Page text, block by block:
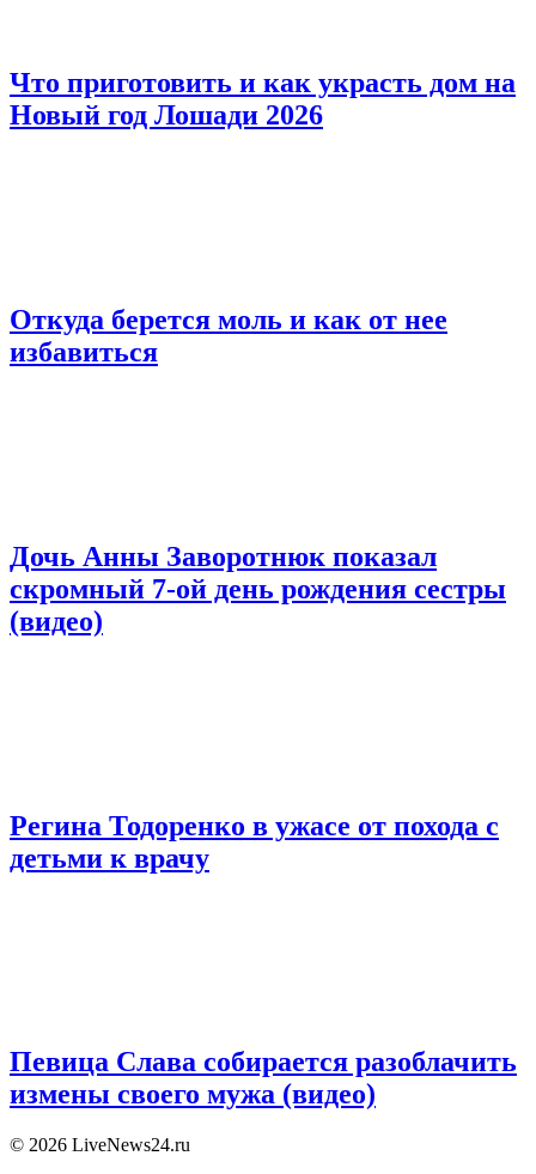
Что приготовить и как украсть дом на
Новый год Лошади 2026
Откуда берется моль и как от нее
избавиться
Дочь Анны Заворотнюк показал
скромный 7-ой день рождения сестры
(видео)
Регина Тодоренко в ужасе от похода с
детьми к врачу
Певица Слава собирается разоблачить
измены своего мужа (видео)
© 2026 LiveNews24.ru